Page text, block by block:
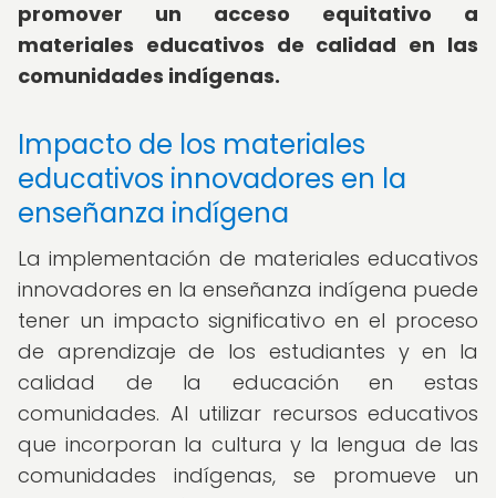
promover un acceso equitativo a
materiales educativos de calidad en las
comunidades indígenas.
Impacto de los materiales
educativos innovadores en la
enseñanza indígena
La implementación de materiales educativos
innovadores en la enseñanza indígena puede
tener un impacto significativo en el proceso
de aprendizaje de los estudiantes y en la
calidad de la educación en estas
comunidades. Al utilizar recursos educativos
que incorporan la cultura y la lengua de las
comunidades indígenas, se promueve un